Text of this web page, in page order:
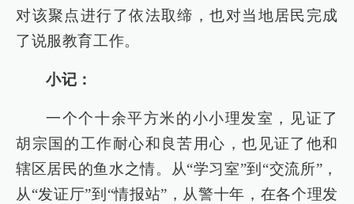
对该聚点进行了依法取缔，也对当地居民完成
了说服教育工作。
小记：
一个个十余平方米的小小理发室，见证了
胡宗国的工作耐心和良苦用心，也见证了他和
辖区居民的鱼水之情。从“学习室”到“交流所”，
从“发证厅”到“情报站”，从警十年，在各个理发